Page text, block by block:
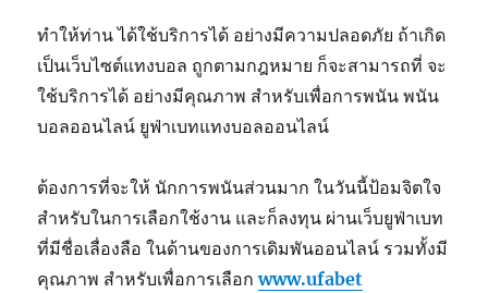
ทำให้ท่าน ได้ใช้บริการได้ อย่างมีความปลอดภัย ถ้าเกิด
เป็นเว็บไซต์แทงบอล ถูกตามกฎหมาย ก็จะสามารถที่ จะ
ใช้บริการได้ อย่างมีคุณภาพ สำหรับเพื่อการพนัน พนัน
บอลออนไลน์ ยูฟ่าเบทแทงบอลออนไลน์
ต้องการที่จะให้ นักการพนันส่วนมาก ในวันนี้ป้อมจิตใจ
สำหรับในการเลือกใช้งาน และก็ลงทุน ผ่านเว็บยูฟ่าเบท
ที่มีชื่อเลื่องลือ ในด้านของการเดิมพันออนไลน์ รวมทั้งมี
คุณภาพ สำหรับเพื่อการเลือกwww.ufabet